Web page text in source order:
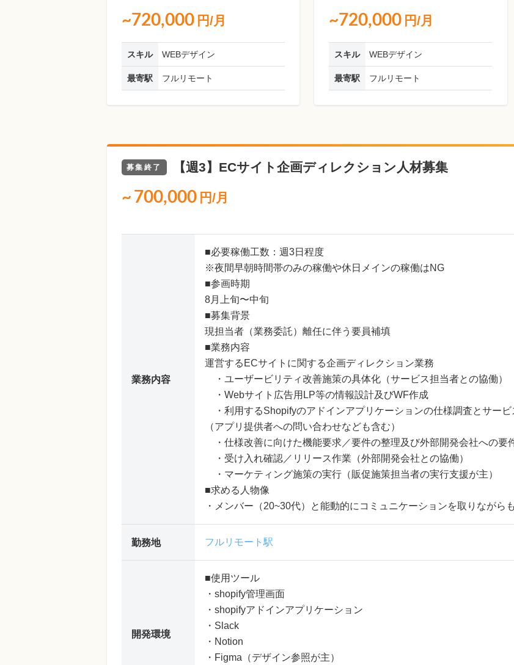
~720,000 円/月
スキル WEBデザイン
最寄駅 フルリモート
~720,000 円/月
スキル WEBデザイン
最寄駅 フルリモート
募集終了 【週3】ECサイト企画ディレクション人材募集
~ 700,000 円/月
業務内容
■必要稼働工数：週3日程度
※夜間早朝時間帯のみの稼働や休日メインの稼働はNG
■参画時期
8月上旬〜中旬
■募集背景
現担当者（業務委託）離任に伴う要員補填
■業務内容
運営するECサイトに関する企画ディレクション業務
・ユーザービリティ改善施策の具体化（サービス担当者との協働）
・Webサイト広告用LP等の情報設計及びWF作成
・利用するShopifyのアドインアプリケーションの仕様調査とサー
（アプリ提供者への問い合わせなども含む）
・仕様改善に向けた機能要求／要件の整理及び外部開発会社への要
・受け入れ確認／リリース作業（外部開発会社との協働）
・マーケティング施策の実行（販促施策担当者の実行支援が主）
■求める人物像
・メンバー（20~30代）と能動的にコミュニケーションを取りながら
勤務地 フルリモート駅
開発環境
■使用ツール
・shopify管理画面
・shopifyアドインアプリケーション
・Slack
・Notion
・Figma（デザイン参照が主）